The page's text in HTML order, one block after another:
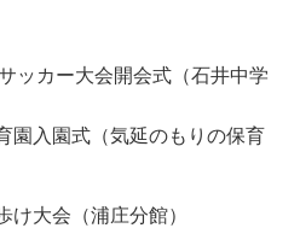
カー大会開会式（石井中学
入園式（気延のもりの保育
大会（浦庄分館）